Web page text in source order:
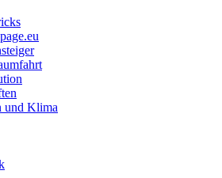
und Klima